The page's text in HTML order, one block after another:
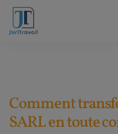
Comment
SARL en toute